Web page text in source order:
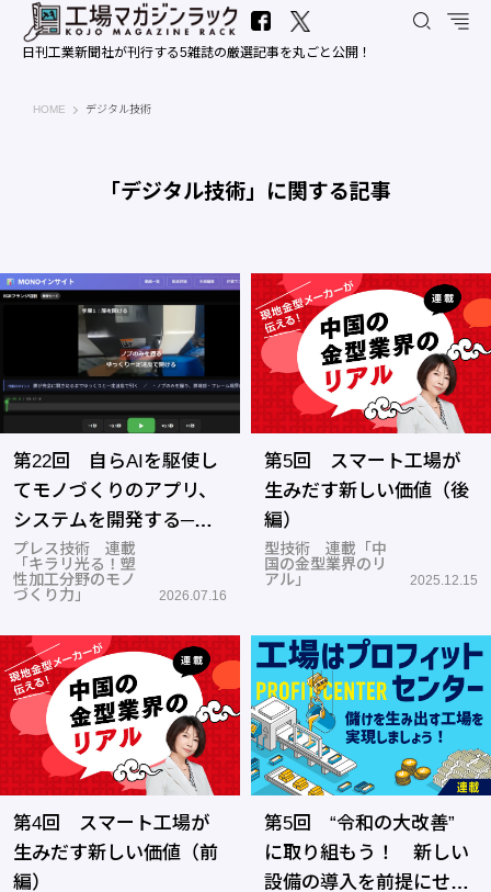
日刊工業新聞社が刊行する5雑誌の厳選記事を丸ごと公開！
HOME 工場マガジンラック｜日刊工業新聞社
デジタル技術
「デジタル技術」に関する記事
第22回 自らAIを駆使し
てモノづくりのアプリ、
システムを開発する─オ
ーテック
プレス技術 連載
「キラリ光る！塑
性加工分野のモノ
づくり力」
2026.07.16
第5回 スマート工場が
生みだす新しい価値（後
編）
型技術 連載「中
国の金型業界のリ
アル」
2025.12.15
第4回 スマート工場が
生みだす新しい価値（前
編）
第5回 “令和の大改善”
に取り組もう！ 新しい
設備の導入を前提にせ